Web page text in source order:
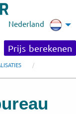
Nederland
Prijs berekenen